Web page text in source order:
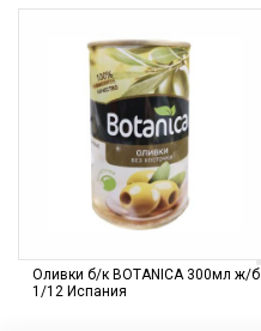
Оливки б/к BOTANICA 300мл ж/б
1/12 Испания